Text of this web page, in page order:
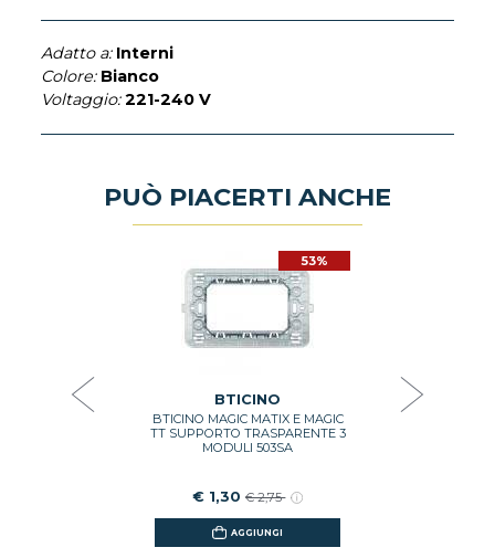
Adatto a: Interni
Colore: Bianco
Voltaggio: 221-240 V
PUÒ PIACERTI ANCHE
53%
BTICINO
BTICINO MAGIC MATIX E MAGIC
TT SUPPORTO TRASPARENTE 3
MODULI 503SA
€ 1,30 € 2,75
AGGIUNGI